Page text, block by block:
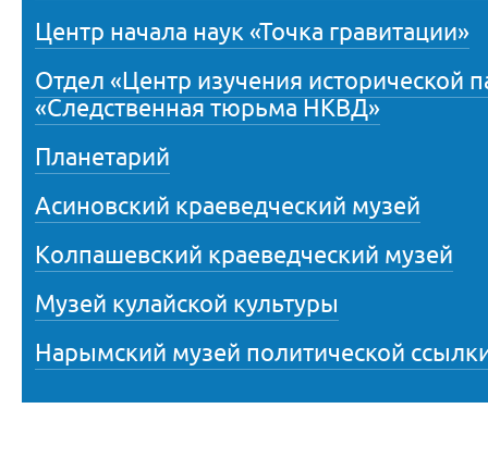
Центр начала наук «Точка гравитации»
Отдел «Центр изучения исторической
«Следственная тюрьма НКВД»
Планетарий
Асиновский краеведческий музей
Колпашевский краеведческий музей
Музей кулайской культуры
Нарымский музей политической